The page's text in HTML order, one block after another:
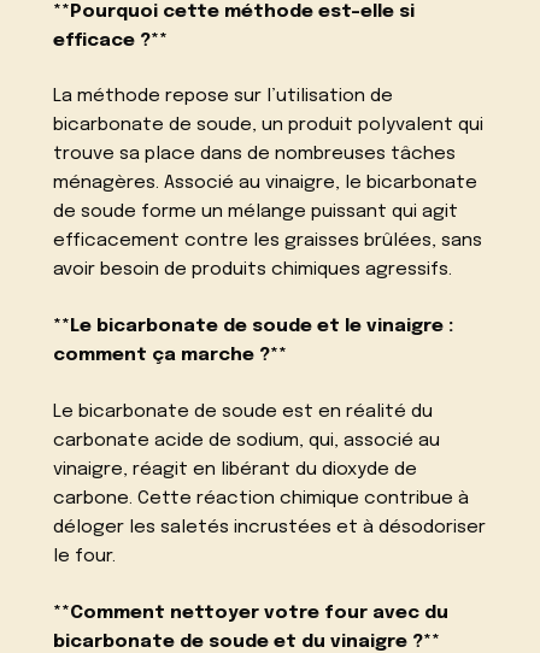
**Pourquoi cette méthode est-elle si
efficace ?**
La méthode repose sur l’utilisation de
bicarbonate de soude, un produit polyvalent qui
trouve sa place dans de nombreuses tâches
ménagères. Associé au vinaigre, le bicarbonate
de soude forme un mélange puissant qui agit
efficacement contre les graisses brûlées, sans
avoir besoin de produits chimiques agressifs.
**Le bicarbonate de soude et le vinaigre :
comment ça marche ?**
Le bicarbonate de soude est en réalité du
carbonate acide de sodium, qui, associé au
vinaigre, réagit en libérant du dioxyde de
carbone. Cette réaction chimique contribue à
déloger les saletés incrustées et à désodoriser
le four.
**Comment nettoyer votre four avec du
bicarbonate de soude et du vinaigre ?**